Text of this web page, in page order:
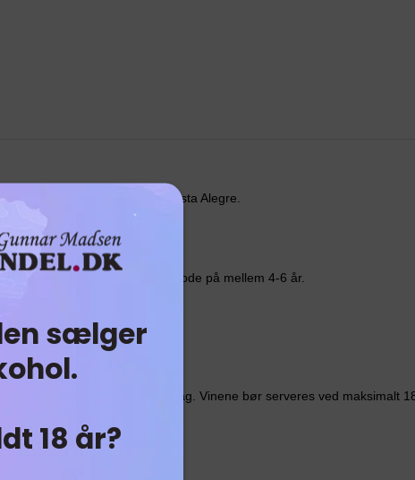
sælger
18 år?
En topklasse LBV fra Vista Alegre.
efter en fadlagringsperiode på mellem 4-6 år.
godt glas efter en god middag. Vinene bør serveres ved maksimalt